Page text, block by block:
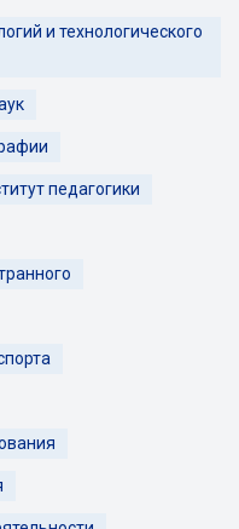
и технологического
педагогики